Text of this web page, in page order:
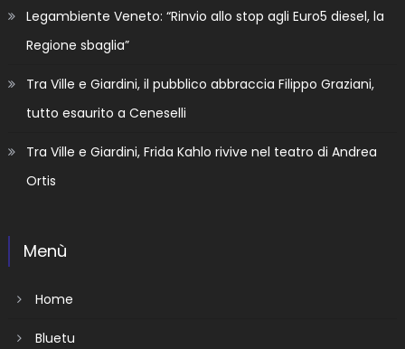
Legambiente Veneto: “Rinvio allo stop agli Euro5 diesel, la
Regione sbaglia”
Tra Ville e Giardini, il pubblico abbraccia Filippo Graziani,
tutto esaurito a Ceneselli
Tra Ville e Giardini, Frida Kahlo rivive nel teatro di Andrea
Ortis
Menù
Home
Bluetu